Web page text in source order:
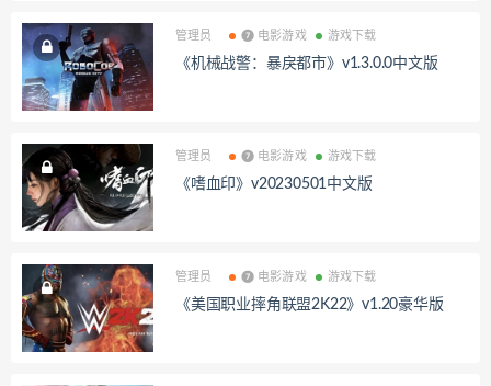
管理员 ❼ 电影游戏 游戏下载
《机械战警：暴戾都市》v1.3.0.0中文版
管理员 ❼ 电影游戏 游戏下载
《嗜血印》v20230501中文版
管理员 ❼ 电影游戏 游戏下载
《美国职业摔角联盟2K22》v1.20豪华版